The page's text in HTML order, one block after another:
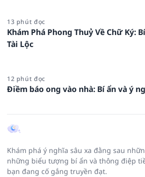
13 phút đọc
Khám Phá Phong Thuỷ Về Chữ Ký:
Tài Lộc
12 phút đọc
Điềm báo ong vào nhà: Bí ẩn và ý
Khám phá ý nghĩa sâu xa đằng sau
những biểu tượng bí ẩn và thông điệp
bạn đang cố gắng truyền đạt.